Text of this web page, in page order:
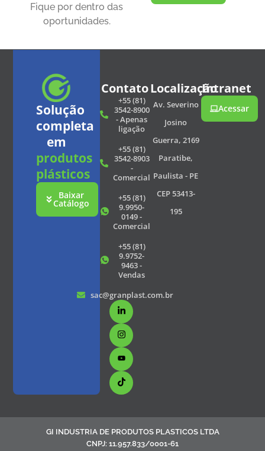
Fique por dentro das
oportunidades.
Solução
completa
em
produtos
plásticos
Baixar
Catálogo
Contato
+55 (81)
3542-8900
- Apenas
ligação
+55 (81)
3542-8903
-
Comercial
+55 (81)
9.9950-
0149 -
Comercial
+55 (81)
9.9752-
9463 -
Vendas
sac@granplast.com.br
Localização
Av. Severino
Josino
Guerra, 2169
Paratibe,
Paulista - PE
CEP 53413-
195
Intranet
Acessar
GI INDUSTRIA DE PRODUTOS PLASTICOS LTDA
CNPJ: 11.957.833/0001-61